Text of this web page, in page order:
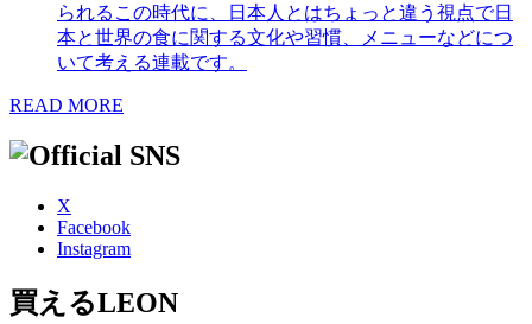
られるこの時代に、日本人とはちょっと違う視点で日
本と世界の食に関する文化や習慣、メニューなどにつ
いて考える連載です。
READ MORE
X
Facebook
Instagram
買えるLEON